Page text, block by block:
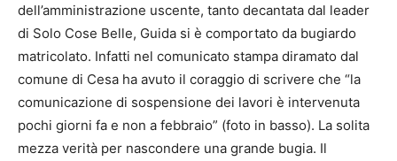
dell’amministrazione uscente, tanto decantata dal leader
di Solo Cose Belle, Guida si è comportato da bugiardo
matricolato. Infatti nel comunicato stampa diramato dal
comune di Cesa ha avuto il coraggio di scrivere che “la
comunicazione di sospensione dei lavori è intervenuta
pochi giorni fa e non a febbraio” (foto in basso). La solita
mezza verità per nascondere una grande bugia. Il